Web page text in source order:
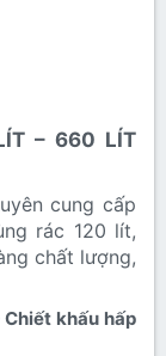
– 660 LÍT
cung cấp
rác 120 lít,
chất lượng,
khấu hấp